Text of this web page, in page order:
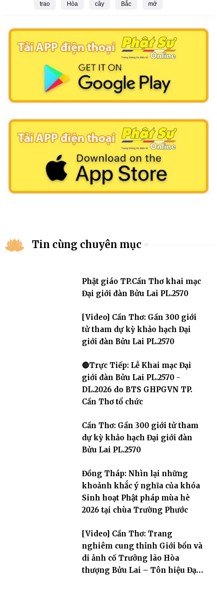
trao Hòa cây Bắc mở
Tin cùng chuyên mục
Phật giáo TP.Cần Thơ khai mạc
Đại giới đàn Bửu Lai PL.2570
[Video] Cần Thơ: Gần 300 giới
tử tham dự kỳ khảo hạch Đại
giới đàn Bửu Lai PL.2570
🔴Trực Tiếp: Lễ Khai mạc Đại
giới đàn Bửu Lai PL.2570 -
DL.2026 do BTS GHPGVN TP.
Cần Thơ tổ chức
Cần Thơ: Gần 300 giới tử tham
dự kỳ khảo hạch Đại giới đàn
Bửu Lai PL.2570
Đồng Tháp: Nhìn lại những
khoảnh khắc ý nghĩa của khóa
Sinh hoạt Phật pháp mùa hè
2026 tại chùa Trường Phước
[Video] Cần Thơ: Trang
nghiêm cung thỉnh Giới bổn và
di ảnh cố Trưởng lão Hòa
thượng Bửu Lai – Tôn hiệu Đại